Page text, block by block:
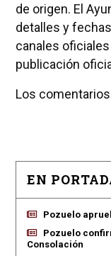
de origen. El
detalles y
canales
publicación
Los
EN
Pozuelo
Pozuelo
Consolación